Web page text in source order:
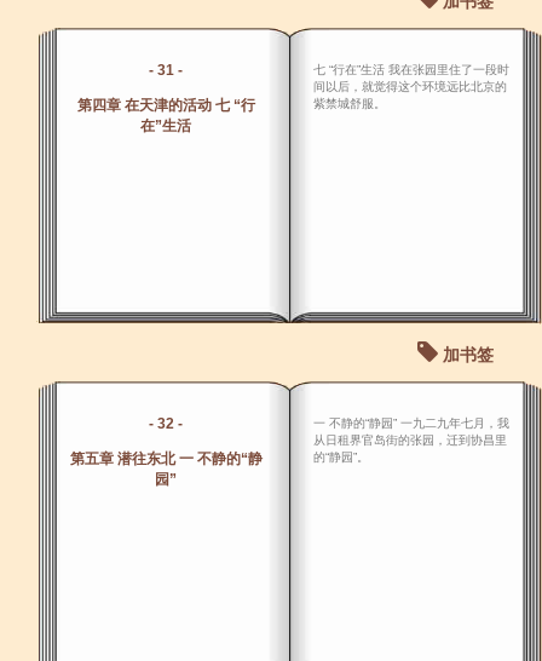
- 31 -
第四章 在天津的活动 七 “行
在”生活
七 “行在”生活 我在张园里住了一段时
间以后，就觉得这个环境远比北京的
紫禁城舒服。
加书签
- 32 -
第五章 潜往东北 一 不静的“静
园”
一 不静的“静园” 一九二九年七月，我
从日租界官岛街的张园，迁到协昌里
的“静园”。